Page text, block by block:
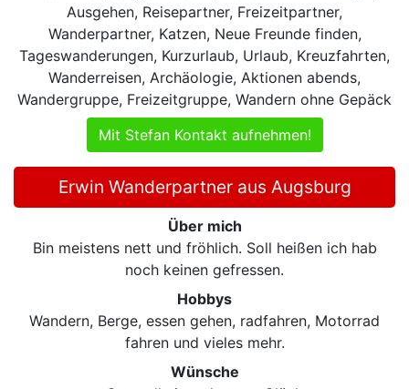
Ausgehen, Reisepartner, Freizeitpartner,
Wanderpartner, Katzen, Neue Freunde finden,
Tageswanderungen, Kurzurlaub, Urlaub, Kreuzfahrten,
Wanderreisen, Archäologie, Aktionen abends,
Wandergruppe, Freizeitgruppe, Wandern ohne Gepäck
Mit Stefan Kontakt aufnehmen!
Erwin Wanderpartner aus Augsburg
Über mich
Bin meistens nett und fröhlich. Soll heißen ich hab
noch keinen gefressen.
Hobbys
Wandern, Berge, essen gehen, radfahren, Motorrad
fahren und vieles mehr.
Wünsche